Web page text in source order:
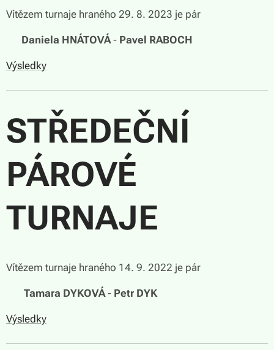
Vítězem turnaje hraného 29. 8. 2023 je pár
Daniela HNÁTOVÁ- Pavel RABOCH
Výsledky
STŘEDEČNÍ
PÁROVÉ
TURNAJE
Vítězem turnaje hraného 14. 9. 2022 je pár
Tamara DYKOVÁ- Petr DYK
Výsledky